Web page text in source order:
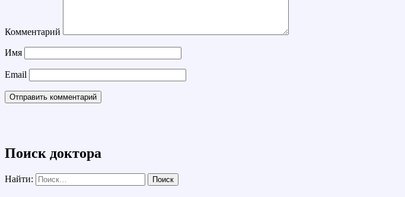
Комментарий
Имя
Email
Поиск доктора
Найти: